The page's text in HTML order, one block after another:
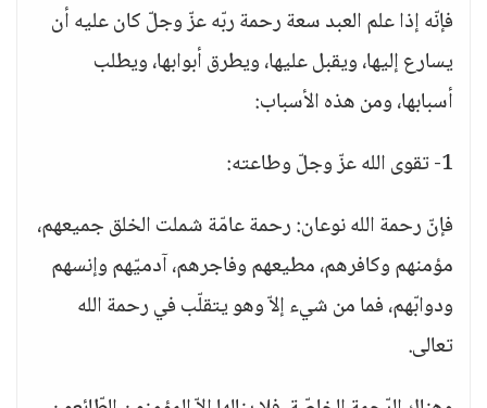
فإنّه إذا علم العبد سعة رحمة ربّه عزّ وجلّ كان عليه أن
يسارع إليها، ويقبل عليها، ويطرق أبوابها، ويطلب
أسبابها، ومن هذه الأسباب:
1- تقوى الله عزّ وجلّ وطاعته:
فإنّ رحمة الله نوعان: رحمة عامّة شملت الخلق جميعهم،
مؤمنهم وكافرهم، مطيعهم وفاجرهم، آدميّهم وإنسهم
ودوابّهم، فما من شيء إلاّ وهو يتقلّب في رحمة الله
تعالى.